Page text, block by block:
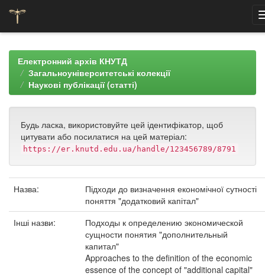
navigationЕлектронний архів КНУТД
Загальноуніверситетські колекції
Наукові публікації (статті)
Будь ласка, використовуйте цей ідентифікатор, щоб
цитувати або посилатися на цей матеріал:
https://er.knutd.edu.ua/handle/123456789/8791
Назва:
Підходи до визначення економічної сутності
поняття "додатковий капітал"
Інші назви:
Подходы к определению экономической
сущности понятия "дополнительный
капитал"
Approaches to the definition of the economic
essence of the concept of "additional capital"